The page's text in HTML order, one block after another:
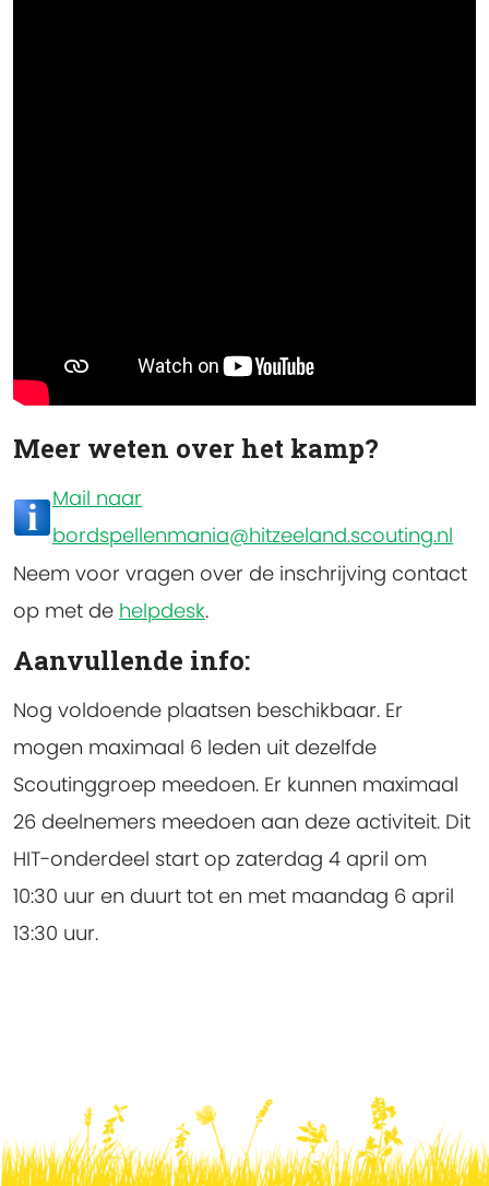
Meer weten over het kamp?
Mail naar
bordspellenmania@hitzeeland.scouting.nl
Neem voor vragen over de inschrijving contact
op met de helpdesk.
Aanvullende info:
Nog voldoende plaatsen beschikbaar. Er
mogen maximaal 6 leden uit dezelfde
Scoutinggroep meedoen. Er kunnen maximaal
26 deelnemers meedoen aan deze activiteit. Dit
HIT-onderdeel start op zaterdag 4 april om
10:30 uur en duurt tot en met maandag 6 april
13:30 uur.